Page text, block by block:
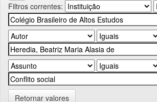
Filtros correntes:
Retornar valores